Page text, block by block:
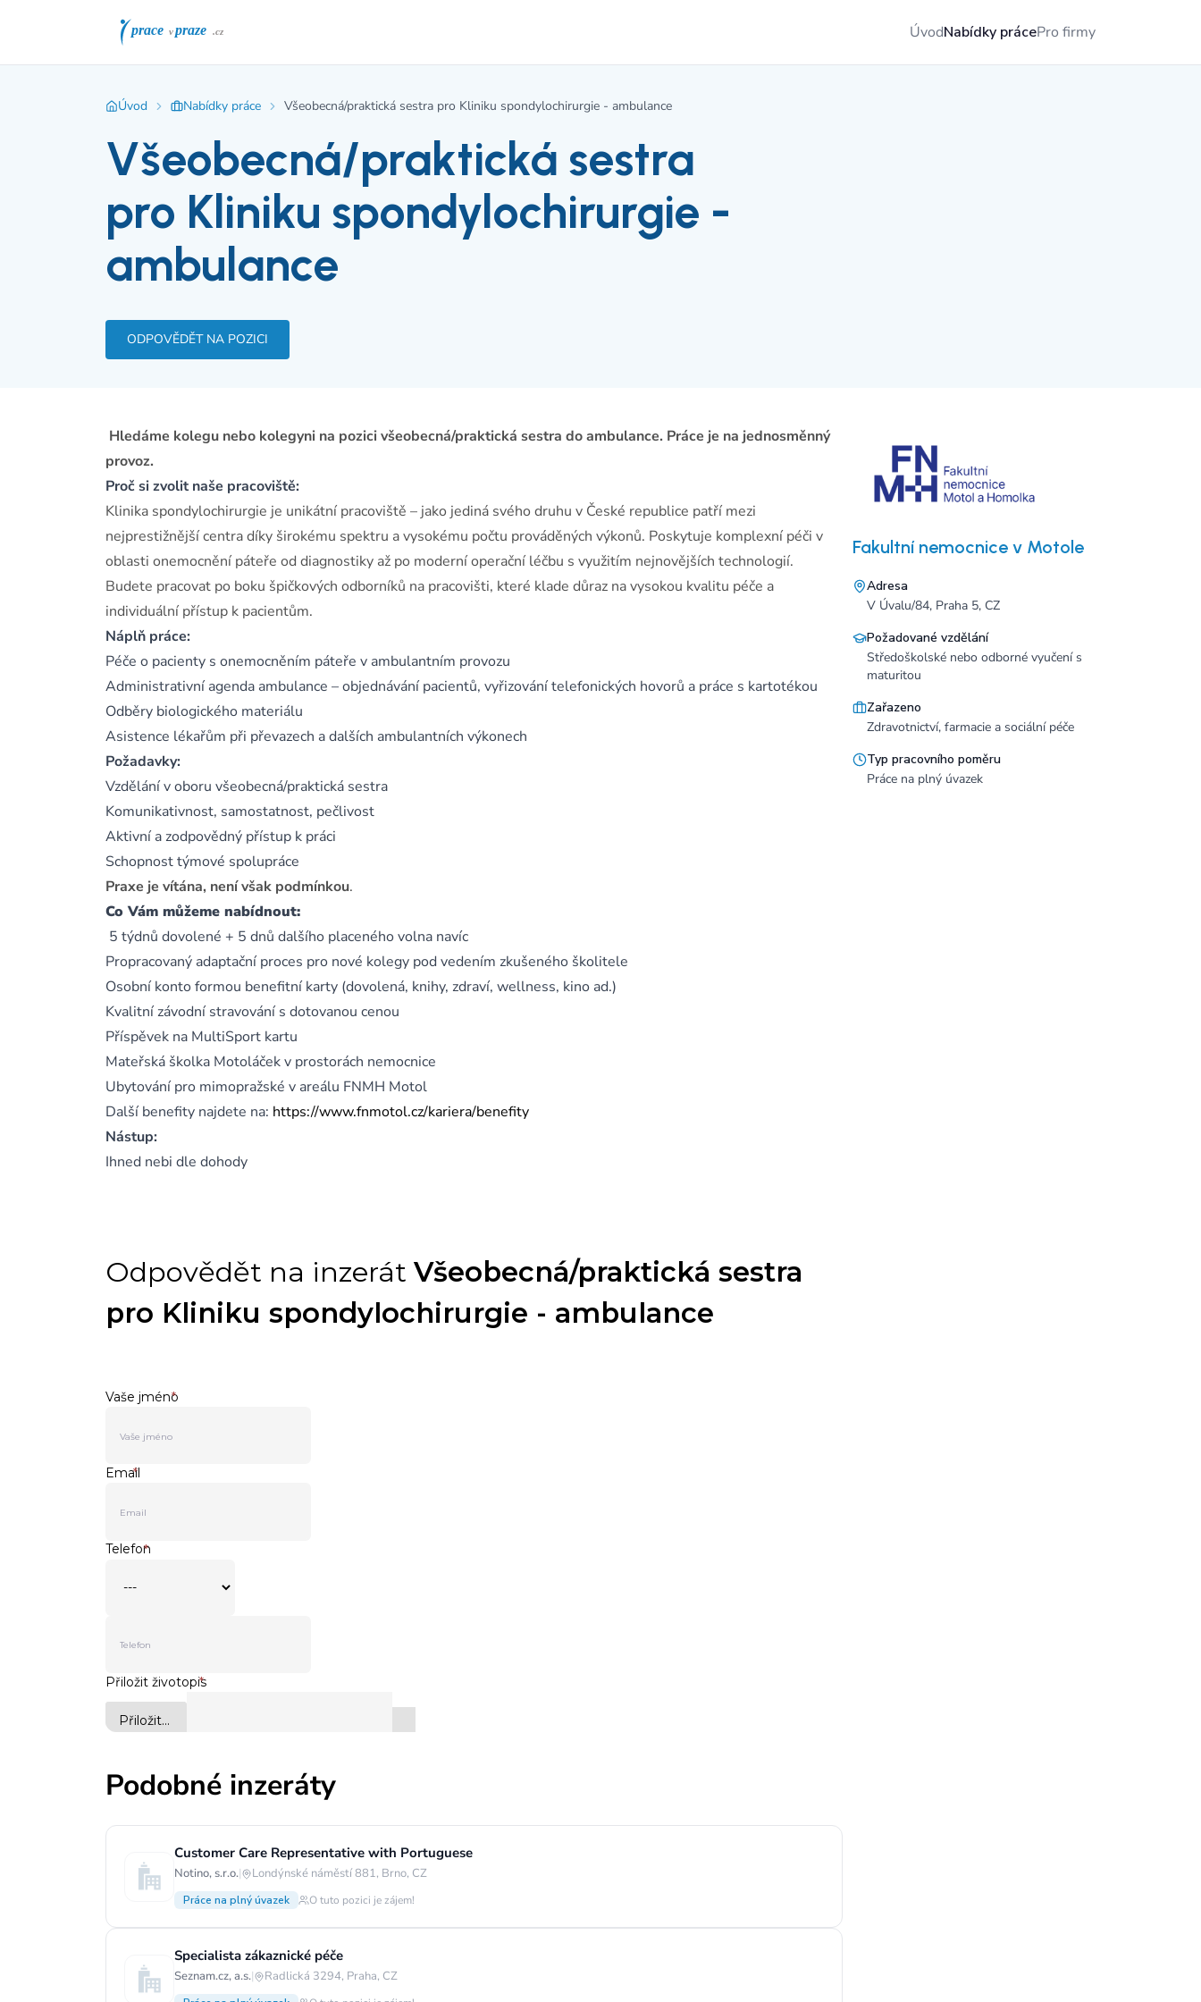
ÚvodNabídky prácePro firmy
Úvod Nabídky práce Všeobecná/praktická sestra pro Kliniku spondylochirurgie - ambulance
Všeobecná/praktická sestra
pro Kliniku spondylochirurgie -
ambulance
ODPOVĚDĚT NA POZICI
Hledáme kolegu nebo kolegyni na pozici všeobecná/praktická sestra do ambulance. Práce je na jednosměnný
provoz.
Proč si zvolit naše pracoviště:
Klinika spondylochirurgie je unikátní pracoviště – jako jediná svého druhu v České republice patří mezi
nejprestižnější centra díky širokému spektru a vysokému počtu prováděných výkonů. Poskytuje komplexní péči v
oblasti onemocnění páteře od diagnostiky až po moderní operační léčbu s využitím nejnovějších technologií.
Budete pracovat po boku špičkových odborníků na pracovišti, které klade důraz na vysokou kvalitu péče a
individuální přístup k pacientům.
Náplň práce:
Péče o pacienty s onemocněním páteře v ambulantním provozu
Administrativní agenda ambulance – objednávání pacientů, vyřizování telefonických hovorů a práce s kartotékou
Odběry biologického materiálu
Asistence lékařům při převazech a dalších ambulantních výkonech
Požadavky:
Vzdělání v oboru všeobecná/praktická sestra
Komunikativnost, samostatnost, pečlivost
Aktivní a zodpovědný přístup k práci
Schopnost týmové spolupráce
Praxe je vítána, není však podmínkou.
Co Vám můžeme nabídnout:
5 týdnů dovolené + 5 dnů dalšího placeného volna navíc
Propracovaný adaptační proces pro nové kolegy pod vedením zkušeného školitele
Osobní konto formou benefitní karty (dovolená, knihy, zdraví, wellness, kino ad.)
Kvalitní závodní stravování s dotovanou cenou
Příspěvek na MultiSport kartu
Mateřská školka Motoláček v prostorách nemocnice
Ubytování pro mimopražské v areálu FNMH Motol
Další benefity najdete na: https://www.fnmotol.cz/kariera/benefity
Nástup:
Ihned nebi dle dohody
Fakultní nemocnice v Motole
Adresa
V Úvalu/84, Praha 5, CZ
Požadované vzdělání
Středoškolské nebo odborné vyučení s
maturitou
Zařazeno
Zdravotnictví, farmacie a sociální péče
Typ pracovního poměru
Práce na plný úvazek
Podobné inzeráty
Customer Care Representative with Portuguese
Notino, s.r.o.| Londýnské náměstí 881, Brno, CZ
Práce na plný úvazek O tuto pozici je zájem!
Specialista zákaznické péče
Seznam.cz, a.s.| Radlická 3294, Praha, CZ